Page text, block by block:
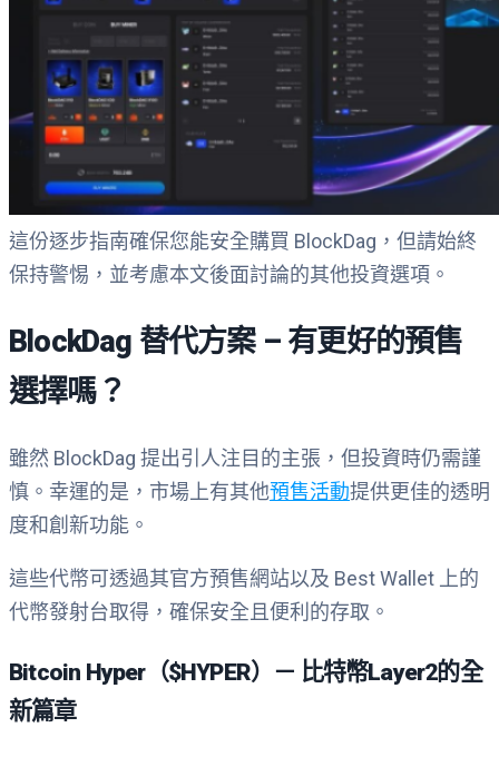
這份逐步指南確保您能安全購買 BlockDag，但請始終
保持警惕，並考慮本文後面討論的其他投資選項。
BlockDag 替代方案 – 有更好的預售
選擇嗎？
雖然 BlockDag 提出引人注目的主張，但投資時仍需謹
慎。幸運的是，市場上有其他預售活動提供更佳的透明
度和創新功能。
這些代幣可透過其官方預售網站以及 Best Wallet 上的
代幣發射台取得，確保安全且便利的存取。
Bitcoin Hyper（$HYPER）－ 比特幣Layer2的全
新篇章